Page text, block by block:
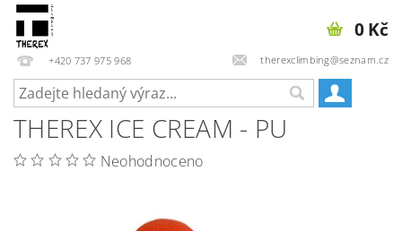
+420 737 975 968 therexclimbing@seznam.cz
0 Kč
THEREX ICE CREAM - PU
Neohodnoceno